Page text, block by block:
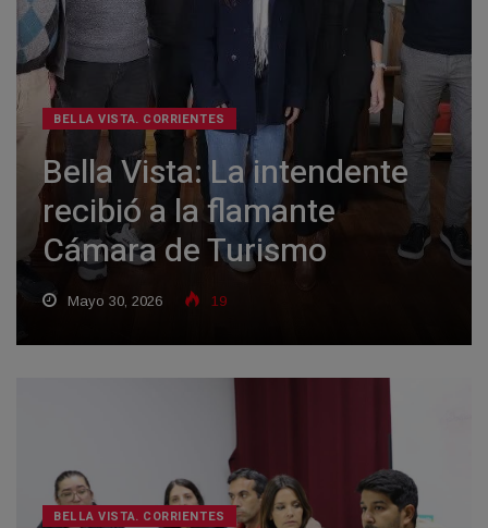
BELLA VISTA. CORRIENTES
Bella Vista: La intendente
recibió a la flamante
Cámara de Turismo
Mayo 30, 2026 19
BELLA VISTA. CORRIENTES